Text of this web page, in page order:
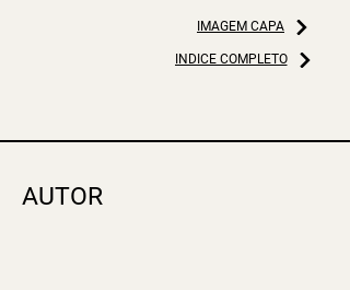
IMAGEM CAPA
ÍNDICE COMPLETO
AUTOR